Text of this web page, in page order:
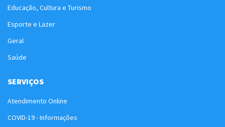
Educação, Cultura e Turismo
Esporte e Lazer
Geral
Saúde
SERVIÇOS
Atendimento Online
COVID-19 - Informações